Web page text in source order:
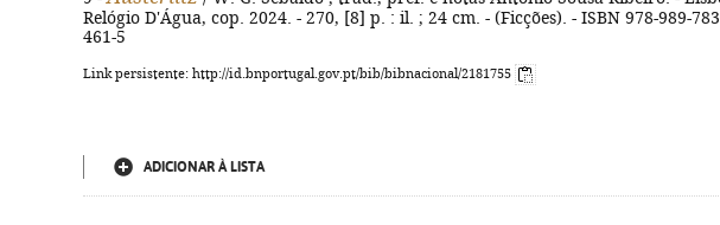
Relógio D'Água, cop. 2024. - 270, [8] p. : il. ; 24 cm. - (Ficções). - ISBN 978-989-
461-5
Link persistente: http://id.bnportugal.gov.pt/bib/bibnacional/2181755
ADICIONAR À LISTA